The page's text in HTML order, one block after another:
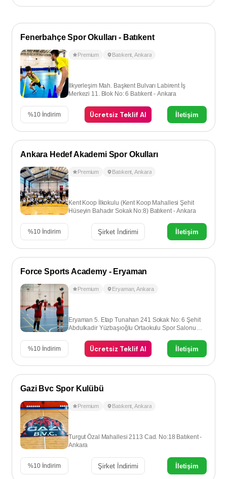
Fenerbahçe Spor Okulları - Batıkent
Premium Batıkent ,Ankara
İlkyerleşim Mah. Başkent Bulvarı Labirent İş
Merkezi 11. Blok No: 6 Batıkent - Ankara
%10 İndirim Ücretsiz Teklif Al İletişim
Ankara Hedef Akademi Spor Okulları
Premium Batıkent ,Ankara
Kent Koop İlkokulu (Kent Koop Mahallesi Şehit
Hüseyin Bahadır Sokak No:8) Batıkent - Ankara
%10 İndirim Şirket İndirimi İletişim
Force Sports Academy - Eryaman
Premium Eryaman,Ankara
Eryaman 5. Etap Tunahan 241 Sokak No: 6 Şehit
Abdulkadir Yüzbaşıoğlu Ortaokulu Spor Salonu
%10 İndirim Ücretsiz Teklif Al İletişim
Gazi Bvc Spor Kulübü
Premium Batıkent ,Ankara
Turgut Özal Mahallesi 2113 Cad. No:18 Batıkent -
Ankara
%10 İndirim Şirket İndirimi İletişim